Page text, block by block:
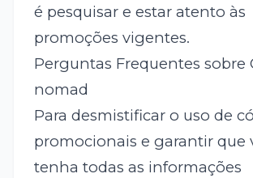
é pesquisar e estar atento às
promoções vigentes.
Perguntas Frequentes sobre
nomad
Para desmistificar o uso de
promocionais e garantir que
tenha todas as informações